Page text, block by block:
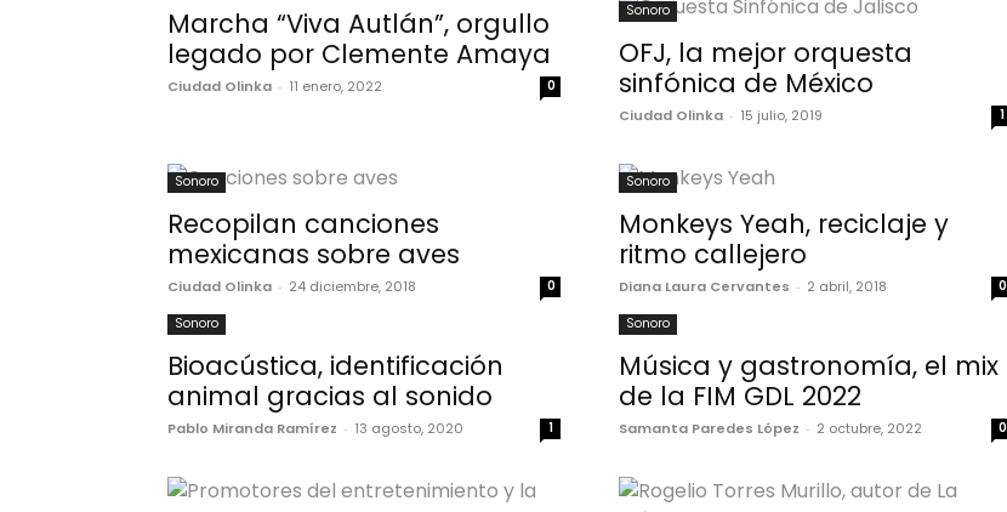
Marcha “Viva Autlán”, orgullo
legado por Clemente Amaya
Ciudad Olinka - 11 enero, 2022 0
Sonoro
OFJ, la mejor orquesta
sinfónica de México
Ciudad Olinka - 15 julio, 2019 1
Sonoro
Recopilan canciones
mexicanas sobre aves
Ciudad Olinka - 24 diciembre, 2018 0
Sonoro
Monkeys Yeah, reciclaje y
ritmo callejero
Diana Laura Cervantes - 2 abril, 2018 0
Sonoro
Bioacústica, identificación
animal gracias al sonido
Pablo Miranda Ramírez - 13 agosto, 2020 1
Sonoro
Música y gastronomía, el mix
de la FIM GDL 2022
Samanta Paredes López - 2 octubre, 2022 0